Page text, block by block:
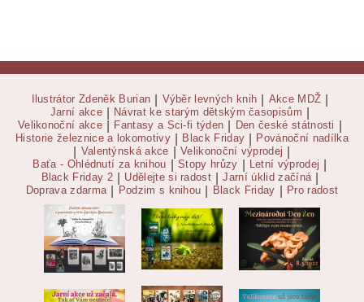
Ilustrátor Zdeněk Burian Výběr levných knih Akce MDŽ
Jarní akce Návrat ke starým dětským časopisům
Velikonoční akce Fantasy a Sci-fi týden Den české státnosti
Historie železnice a lokomotivy Black Friday Povánoční nadílka
Valentýnská akce Velikonoční výprodej
Baťa - Ohlédnutí za knihou Stopy hrůzy Letní výprodej
Black Friday 2 Udělejte si radost Jarní úklid začíná
Doprava zdarma Podzim s knihou Black Friday Pro radost